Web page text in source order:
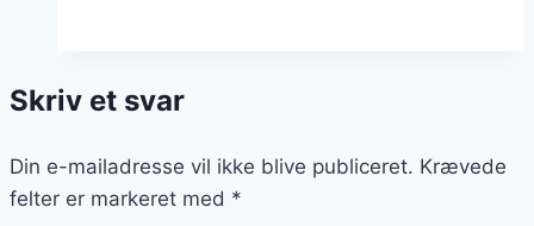
og
Skriv et svar
Din e-mailadresse vil ikke blive publiceret. Krævede
felter er markeret med *